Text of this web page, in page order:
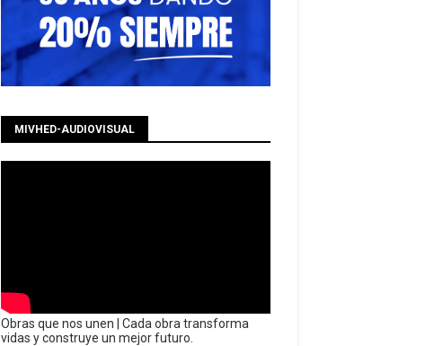
MIVHED-AUDIOVISUAL
Obras que nos unen | Cada obra transforma
vidas y construye un mejor futuro.